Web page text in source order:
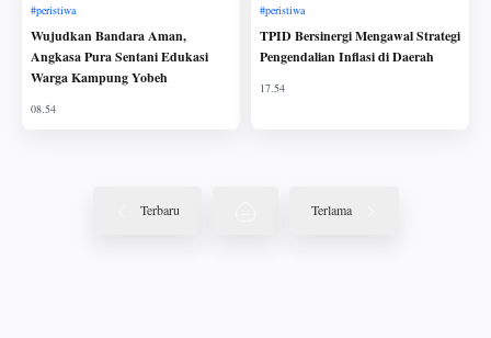
Wujudkan Bandara Aman,
Angkasa Pura Sentani Edukasi
Warga Kampung Yobeh
TPID Bersinergi Mengawal Strategi
Pengendalian Inflasi di Daerah
Terbaru Terlama